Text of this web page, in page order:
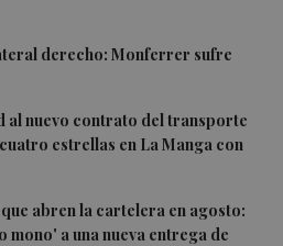
derecho: Monferrer sufre
al nuevo contrato del transporte
estrellas en La Manga con
abren la cartelera en agosto:
mono' a una nueva entrega de